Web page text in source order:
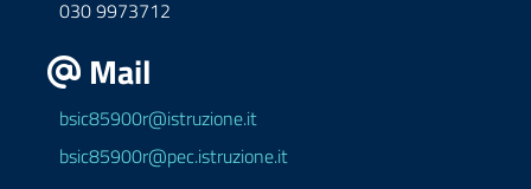
030 9973712
Mail
bsic85900r@istruzione.it
bsic85900r@pec.istruzione.it